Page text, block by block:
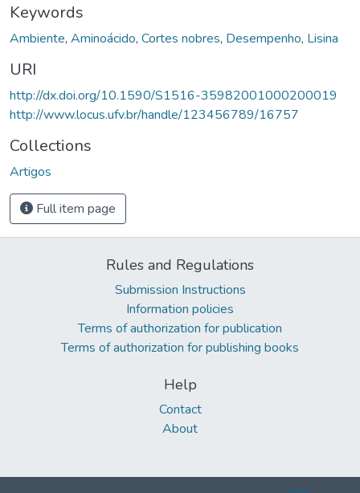
Keywords
Ambiente, Aminoácido, Cortes nobres, Desempenho, Lisina
URI
http://dx.doi.org/10.1590/S1516-35982001000200019
http://www.locus.ufv.br/handle/123456789/16757
Collections
Artigos
Full item page
Rules and Regulations
Submission Instructions
Information policies
Terms of authorization for publication
Terms of authorization for publishing books
Help
Contact
About